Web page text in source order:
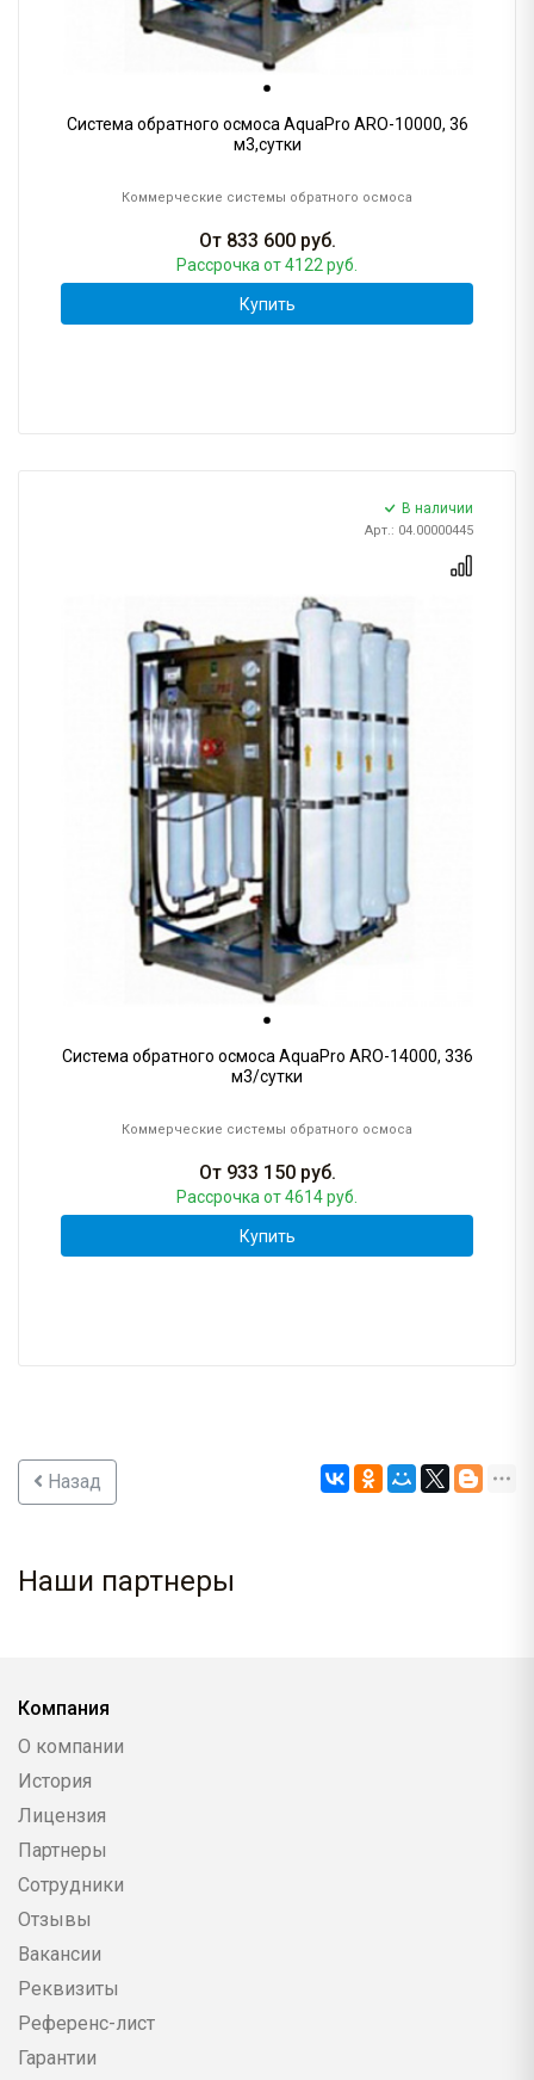
Система обратного осмоса AquaPro ARO-10000, 36
м3,сутки
Коммерческие системы обратного осмоса
От 833 600руб.
Рассрочка от 4122 руб.
Купить
В наличии
Арт.: 04.00000445
Система обратного осмоса AquaPro ARO-14000, 336
м3/сутки
Коммерческие системы обратного осмоса
От 933 150руб.
Рассрочка от 4614 руб.
Купить
Назад
Наши партнеры
Компания
О компании
История
Лицензия
Партнеры
Сотрудники
Отзывы
Вакансии
Реквизиты
Референс-лист
Гарантии